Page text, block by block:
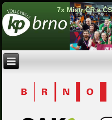
7x Mistr ČR a